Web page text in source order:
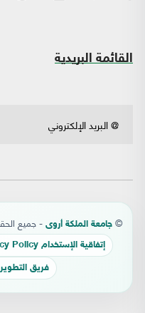
القائمة البريدية
© جامعة الملكة أروى - جميع الحقوق
إتفاقية الإستخدام Privacy Policy
فريق